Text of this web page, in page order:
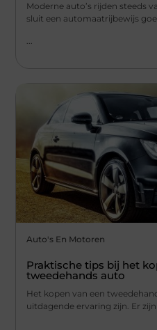
Moderne auto’s rijden steeds
sluit een automaatrijbewijs
...
Auto's En Motoren
Praktische tips bij het
tweedehands auto
Het kopen van een
uitdagende ervaring zijn. Er